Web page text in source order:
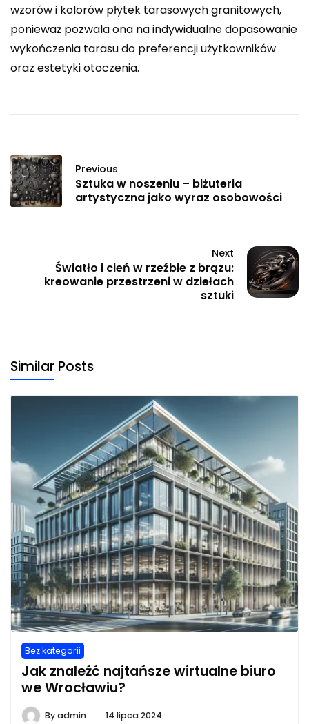
wzorów i kolorów płytek tarasowych granitowych,
ponieważ pozwala ona na indywidualne dopasowanie
wykończenia tarasu do preferencji użytkowników
oraz estetyki otoczenia.
Previous
Sztuka w noszeniu – biżuteria
artystyczna jako wyraz osobowości
Next
Światło i cień w rzeźbie z brązu:
kreowanie przestrzeni w dziełach
sztuki
Similar Posts
Bez kategorii
Jak znaleźć najtańsze wirtualne biuro
we Wrocławiu?
Byadmin 14 lipca 2024